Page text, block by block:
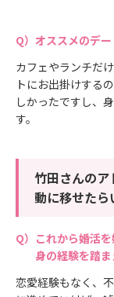
オススメのデ
カフェやランチだ
トにお出掛けする
しかったですし、
す。
竹田さんの
動に移せたら
これから婚活
身の経験を踏ま
恋愛経験もなく、